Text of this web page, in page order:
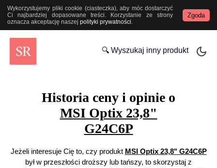
Wykorzystujemy pliki cookie (ciasteczka), aby móc dostarczyć
Ci najbardziej dopasowane treści. Korzystanie ze strony
oznacza akceptację naszej polityki prywatności.
Zgoda
🔍 Wyszukaj inny produkt
Historia ceny i opinie o
MSI Optix 23,8"
G24C6P
Jeżeli interesuje Cię to, czy produkt MSI Optix 23,8" G24C6P
był w przeszłości droższy lub tańszy, to skorzystaj z